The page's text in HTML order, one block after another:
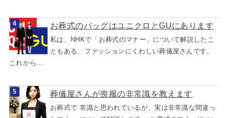
お葬式のバッグはユニクロとGUにあります
私は、NHKで「お葬式のマナー」について解説したこ
ともある、ファッションにくわしい葬儀屋さんです。
これから...
葬儀屋さんが喪服の非常識を教えます
お葬式で 常識と思われているが、実は非常識な間違っ